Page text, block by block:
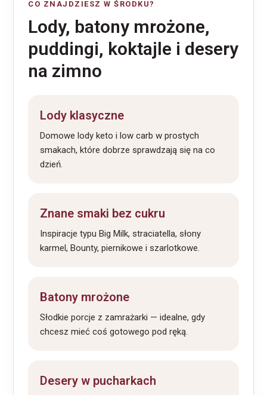
CO ZNAJDZIESZ W ŚRODKU?
Lody, batony mrożone,
puddingi, koktajle i desery
na zimno
Lody klasyczne
Domowe lody keto i low carb w prostych
smakach, które dobrze sprawdzają się na co
dzień.
Znane smaki bez cukru
Inspiracje typu Big Milk, straciatella, słony
karmel, Bounty, piernikowe i szarlotkowe.
Batony mrożone
Słodkie porcje z zamrażarki — idealne, gdy
chcesz mieć coś gotowego pod ręką.
Desery w pucharkach